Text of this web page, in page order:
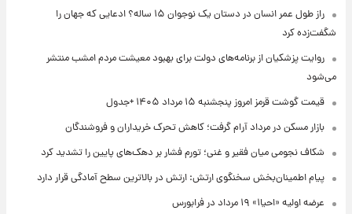
راز طول عمر انسان در دستان یک نوجوان ۱۵ ساله؟ ادعایی که جهان را
شگفت‌زده کرد
روایت پزشکیان از برنامه‌های دولت برای بهبود معیشت مردم امشب منتشر
می‌شود
قیمت گوشت قرمز امروز پنجشنبه ۱۵ مرداد ۱۴۰۵ +جدول
بازار مسکن در مرداد آرام گرفت؛ کاهش تحرک خریداران و فروشندگان
شکاف نجومی میان فقیر و غنی؛ تورم فشار بر دهک‌های پایین را تشدید کرد
پیام اطمینان‌بخش سخنگوی ارتش: ارتش در بالاترین سطح آمادگی قرار دارد
عرضه اولیه «احیا۱» ۱۹ مرداد در فرابورس